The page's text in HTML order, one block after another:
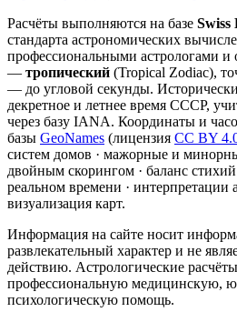
Расчёты выполняются на базе Swiss
стандарта астрономических
профессиональными астрологами и
— тропический (Tropical Zodiac),
— до угловой секунды.
декретное и летнее время СССР,
через базу IANA. Координаты и
базы GeoNames (лицензия CC BY
систем домов · мажорные и
двойным скорингом · баланс
реальном времени · интерпретации
визуализация карт.
Информация на сайте носит
развлекательный характер и не
действию. Астрологические
профессиональную медицинскую,
психологическую помощь.